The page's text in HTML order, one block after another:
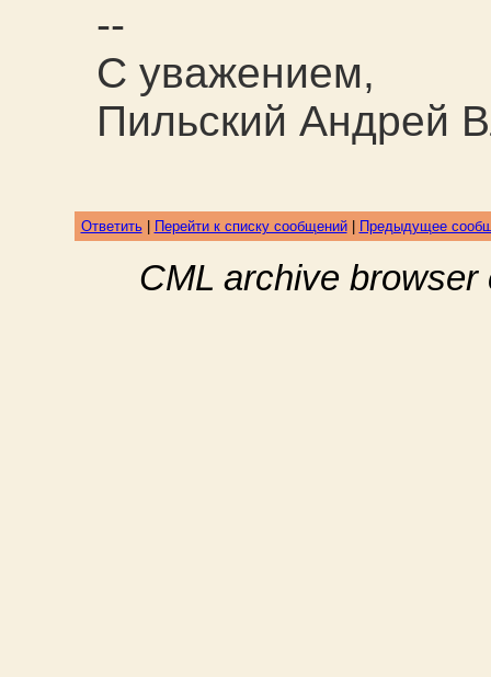
--
С уважением,
Пильский Андрей
Ответить| Перейти к списку сообщений| Предыдущее
CML archive